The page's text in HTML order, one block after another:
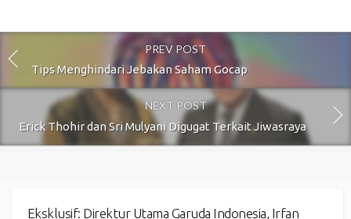
PREV POST
Tips Menghindari Jebakan Saham Gocap
NEXT POST
Erick Thohir dan Sri Mulyani Digugat Terkait Jiwasraya
Eksklusif: Direktur Utama Garuda Indonesia, Irfan